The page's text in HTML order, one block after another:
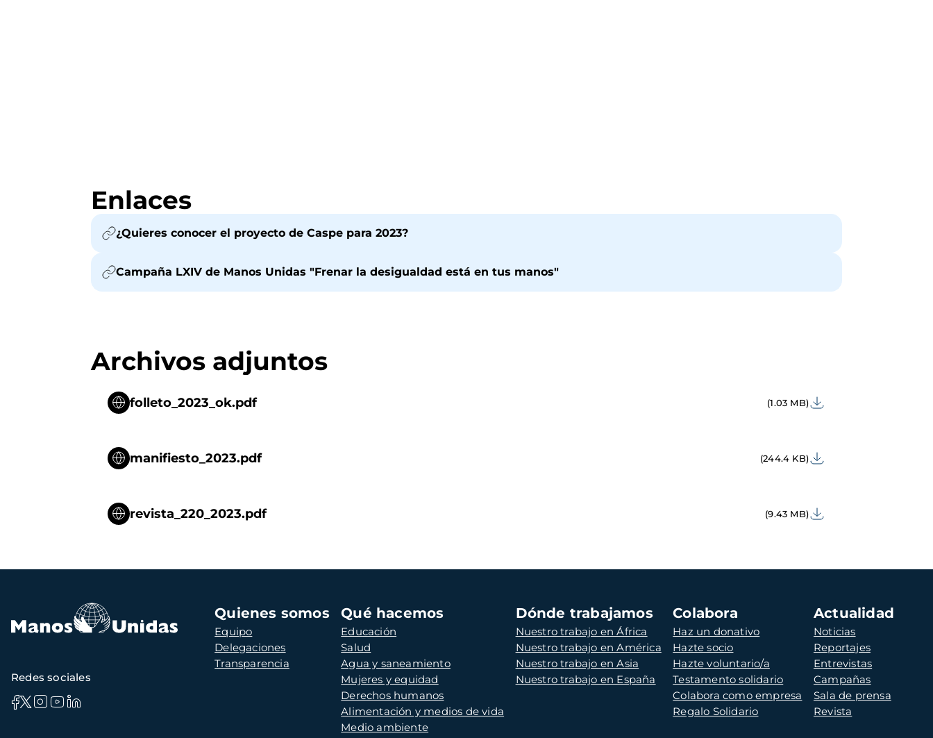
Enlaces
¿Quieres conocer el proyecto de Caspe para 2023?
Campaña LXIV de Manos Unidas "Frenar la desigualdad está en tus manos"
Archivos adjuntos
folleto_2023_ok.pdf (1.03 MB)
manifiesto_2023.pdf (244.4 KB)
revista_220_2023.pdf (9.43 MB)
Navegación
principal
Quienes somos
Equipo
Delegaciones
Transparencia
Qué hacemos
Educación
Salud
Agua y saneamiento
Mujeres y equidad
Derechos humanos
Alimentación y medios de vida
Medio ambiente
Dónde trabajamos
Nuestro trabajo en África
Nuestro trabajo en América
Nuestro trabajo en Asia
Nuestro trabajo en España
Colabora
Haz un donativo
Hazte socio
Hazte voluntario/a
Testamento solidario
Colabora como empresa
Regalo Solidario
Actualidad
Noticias
Reportajes
Entrevistas
Campañas
Sala de prensa
Revista
Redes sociales